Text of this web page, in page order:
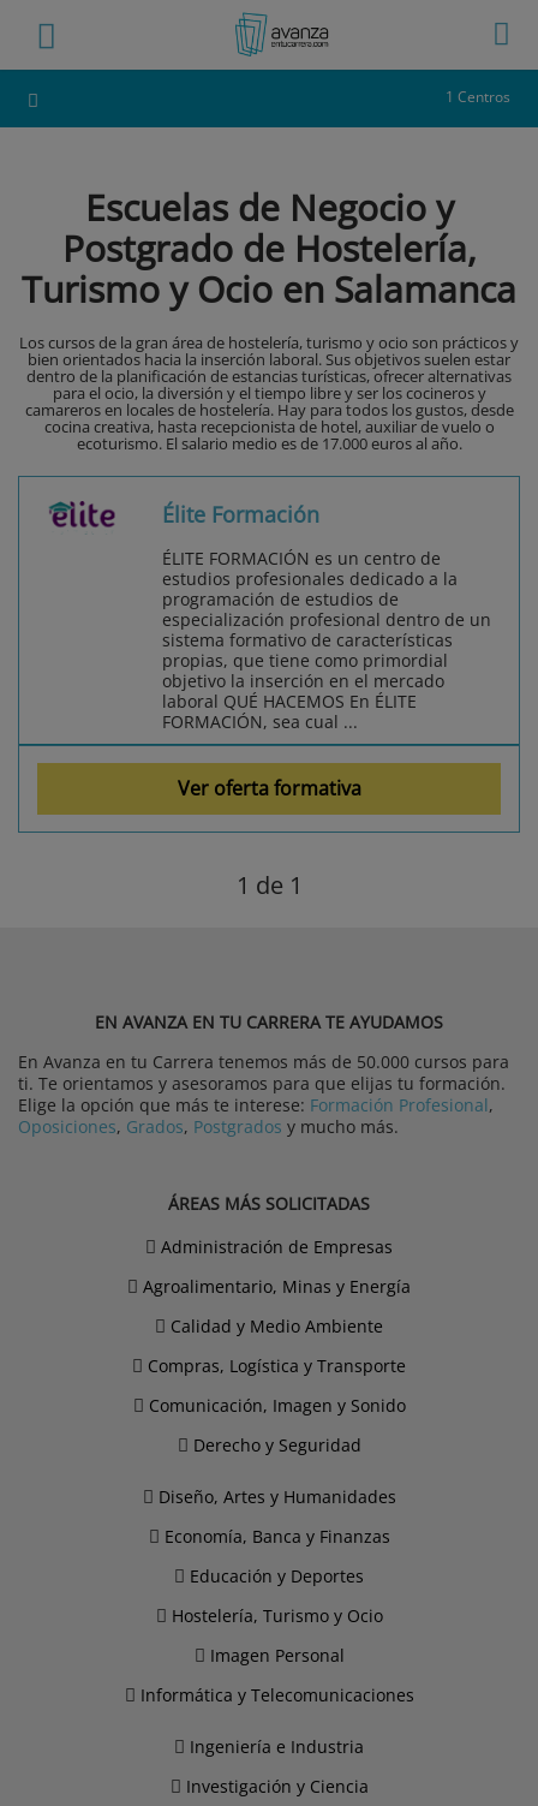
1 Centros
Escuelas de Negocio y
Postgrado de Hostelería,
Turismo y Ocio en Salamanca
Los cursos de la gran área de hostelería, turismo y ocio son prácticos y
bien orientados hacia la inserción laboral. Sus objetivos suelen estar
dentro de la planificación de estancias turísticas, ofrecer alternativas
para el ocio, la diversión y el tiempo libre y ser los cocineros y
camareros en locales de hostelería. Hay para todos los gustos, desde
cocina creativa, hasta recepcionista de hotel, auxiliar de vuelo o
ecoturismo. El salario medio es de 17.000 euros al año.
Élite Formación
ÉLITE FORMACIÓN es un centro de
estudios profesionales dedicado a la
programación de estudios de
especialización profesional dentro de un
sistema formativo de características
propias, que tiene como primordial
objetivo la inserción en el mercado
laboral QUÉ HACEMOS En ÉLITE
FORMACIÓN, sea cual ...
Ver oferta formativa
1 de 1
EN AVANZA EN TU CARRERA TE AYUDAMOS
En Avanza en tu Carrera tenemos más de 50.000 cursos para
ti. Te orientamos y asesoramos para que elijas tu formación.
Elige la opción que más te interese: Formación Profesional,
Oposiciones, Grados, Postgrados y mucho más.
ÁREAS MÁS SOLICITADAS
Administración de Empresas
Agroalimentario, Minas y Energía
Calidad y Medio Ambiente
Compras, Logística y Transporte
Comunicación, Imagen y Sonido
Derecho y Seguridad
Diseño, Artes y Humanidades
Economía, Banca y Finanzas
Educación y Deportes
Hostelería, Turismo y Ocio
Imagen Personal
Informática y Telecomunicaciones
Ingeniería e Industria
Investigación y Ciencia